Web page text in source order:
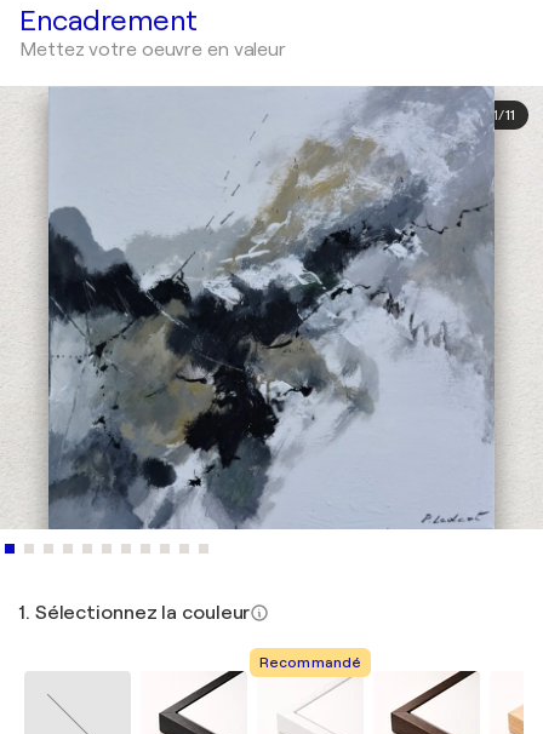
Encadrement
Mettez votre oeuvre en valeur
1/11
1. Sélectionnez la couleur
Recommandé